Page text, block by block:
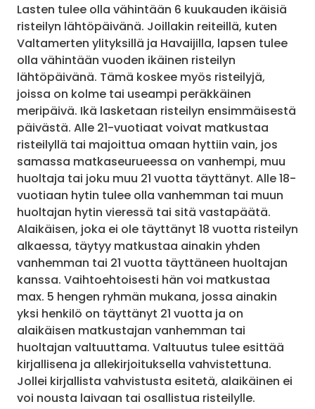
Lasten tulee olla vähintään 6 kuukauden ikäisiä
risteilyn lähtöpäivänä. Joillakin reiteillä, kuten
Valtamerten ylityksillä ja Havaijilla, lapsen tulee
olla vähintään vuoden ikäinen risteilyn
lähtöpäivänä. Tämä koskee myös risteilyjä,
joissa on kolme tai useampi peräkkäinen
meripäivä. Ikä lasketaan risteilyn ensimmäisestä
päivästä. Alle 21-vuotiaat voivat matkustaa
risteilyllä tai majoittua omaan hyttiin vain, jos
samassa matkaseurueessa on vanhempi, muu
huoltaja tai joku muu 21 vuotta täyttänyt. Alle 18-
vuotiaan hytin tulee olla vanhemman tai muun
huoltajan hytin vieressä tai sitä vastapäätä.
Alaikäisen, joka ei ole täyttänyt 18 vuotta risteilyn
alkaessa, täytyy matkustaa ainakin yhden
vanhemman tai 21 vuotta täyttäneen huoltajan
kanssa. Vaihtoehtoisesti hän voi matkustaa
max. 5 hengen ryhmän mukana, jossa ainakin
yksi henkilö on täyttänyt 21 vuotta ja on
alaikäisen matkustajan vanhemman tai
huoltajan valtuuttama. Valtuutus tulee esittää
kirjallisena ja allekirjoituksella vahvistettuna.
Jollei kirjallista vahvistusta esitetä, alaikäinen ei
voi nousta laivaan tai osallistua risteilylle.